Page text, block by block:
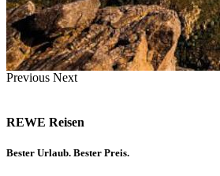
Previous Next
REWE Reisen
Bester Urlaub. Bester Preis.